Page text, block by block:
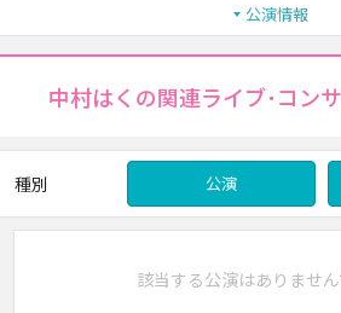
公演情報
中村はくの関連ライブ･コン
種別 公演
該当する公演はありません